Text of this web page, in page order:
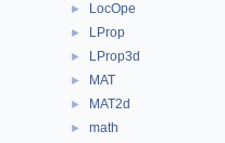
► LocOpe
► LProp
► LProp3d
► MAT
► MAT2d
► math